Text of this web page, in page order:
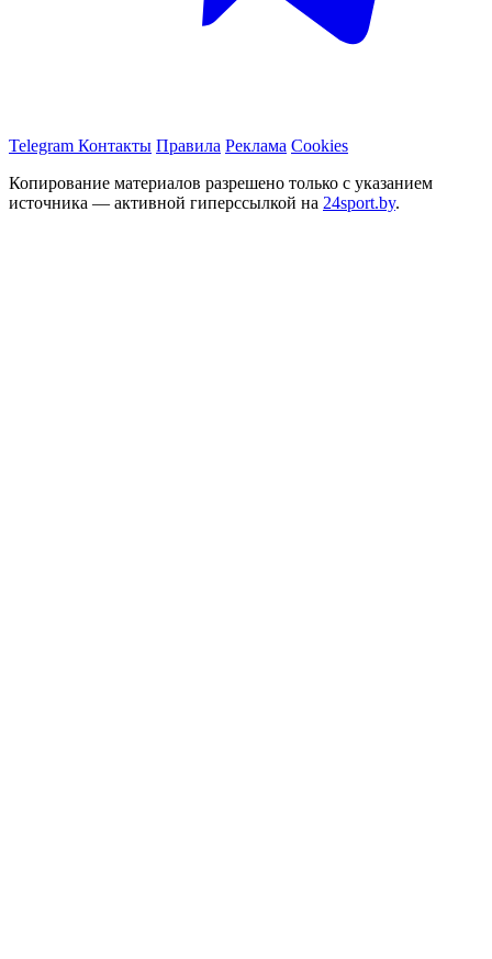
Telegram Контакты Правила Реклама Cookies
Копирование материалов разрешено только с указанием
источника — активной гиперссылкой на 24sport.by.